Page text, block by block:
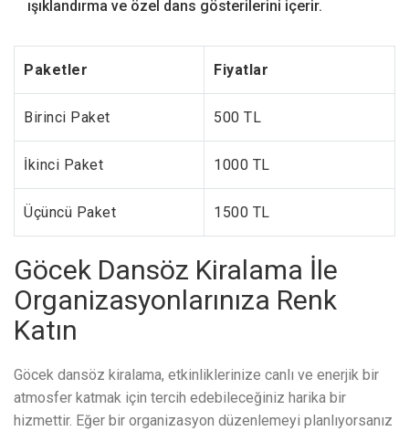
ışıklandırma ve özel dans gösterilerini içerir.
Paketler Fiyatlar
Birinci Paket 500 TL
İkinci Paket 1000 TL
Üçüncü Paket 1500 TL
Göcek Dansöz Kiralama İle
Organizasyonlarınıza Renk
Katın
Göcek dansöz kiralama, etkinliklerinize canlı ve enerjik bir
atmosfer katmak için tercih edebileceğiniz harika bir
hizmettir. Eğer bir organizasyon düzenlemeyi planlıyorsanız